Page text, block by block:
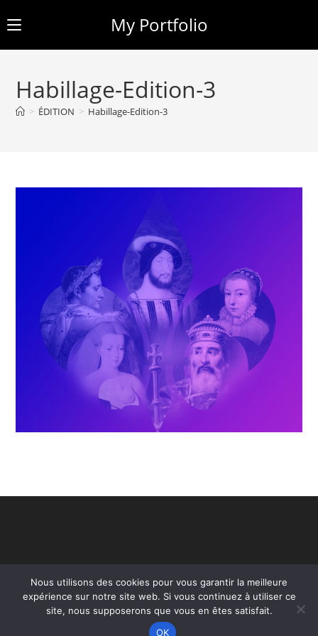
content
My Portfolio
Habillage-Edition-3
> ÉDITION > Habillage-Edition-3
Nous utilisons des cookies pour vous garantir la meilleure
expérience sur notre site web. Si vous continuez à utiliser ce
site, nous supposerons que vous en êtes satisfait.
OK